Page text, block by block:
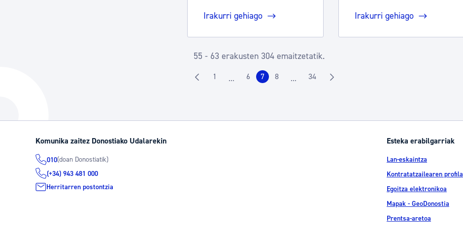
Irakurri gehiago
Irakurri gehiago
55 - 63 erakusten 304 emaitzetatik.
Orrialdea
1 ...Intermediate Pages Use TAB to navigate.
Orrialdea
6 Orrialdea
7 Orrialdea
8 ...Intermediate Pages Use TAB to navigate.
Orrialdea
34
Komunika zaitez Donostiako Udalarekin
010(doan Donostiatik)
(+34) 943 481 000
Herritarren postontzia
Esteka erabilgarriak
Lan-eskaintza
Kontratatzailearen profila
Egoitza elektronikoa
Mapak - GeoDonostia
Prentsa-aretoa